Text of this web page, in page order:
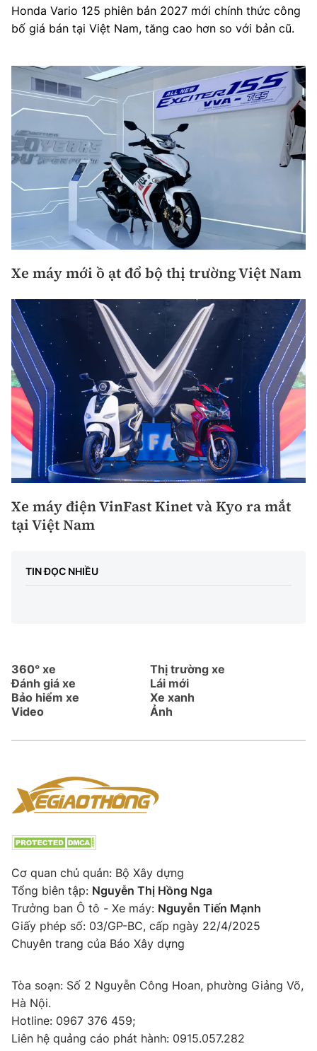
Honda Vario 125 phiên bản 2027 mới chính thức công
bố giá bán tại Việt Nam, tăng cao hơn so với bản cũ.
Xe máy mới ồ ạt đổ bộ thị trường Việt Nam
Xe máy điện VinFast Kinet và Kyo ra mắt
tại Việt Nam
TIN ĐỌC NHIỀU
360° xe
Thị trường xe
Đánh giá xe
Lái mới
Bảo hiểm xe
Xe xanh
Video
Ảnh
Cơ quan chủ quản: Bộ Xây dựng
Tổng biên tập: Nguyễn Thị Hồng Nga
Trưởng ban Ô tô - Xe máy: Nguyễn Tiến Mạnh
Giấy phép số: 03/GP-BC, cấp ngày 22/4/2025
Chuyên trang của Báo Xây dựng
Tòa soạn: Số 2 Nguyễn Công Hoan, phường Giảng Võ,
Hà Nội.
Hotline: 0967 376 459;
Liên hệ quảng cáo phát hành: 0915.057.282